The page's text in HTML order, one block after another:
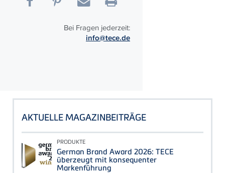
Bei Fragen jederzeit:
info@tece.de
AKTUELLE MAGAZINBEITRÄGE
PRODUKTE
German Brand Award 2026: TECE
überzeugt mit konsequenter
Markenführung